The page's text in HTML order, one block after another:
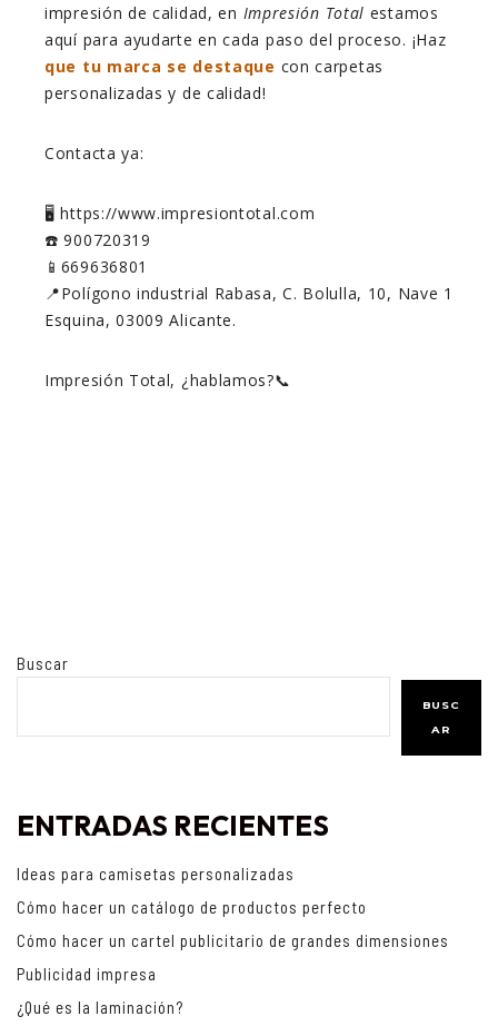
impresión de calidad, en Impresión Total estamos
aquí para ayudarte en cada paso del proceso. ¡Haz
que tu marca se destaque con carpetas
personalizadas y de calidad!
Contacta ya:
🖥️ https://www.impresiontotal.com
☎️ 900720319
📱669636801
📍Polígono industrial Rabasa, C. Bolulla, 10, Nave 1
Esquina, 03009 Alicante.
Impresión Total, ¿hablamos?📞
Buscar
BUSC
AR
ENTRADAS RECIENTES
Ideas para camisetas personalizadas
Cómo hacer un catálogo de productos perfecto
Cómo hacer un cartel publicitario de grandes dimensiones
Publicidad impresa
¿Qué es la laminación?